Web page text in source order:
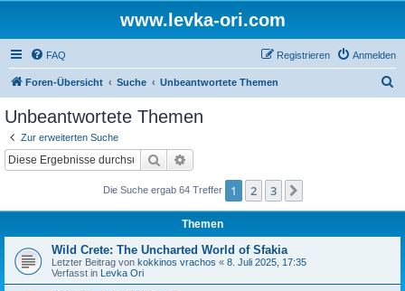
www.levka-ori.com
FAQ Anmelden
Registrieren
Foren-Übersicht Suche Unbeantwortete Themen
Unbeantwortete Themen
Zur erweiterten Suche
Suche
Die Suche ergab 64 Treffer 1 2 3
Themen
Wild Crete: The Uncharted World of Sfakia
Letzter Beitrag von kokkinos vrachos « 8. Juli 2025, 17:35
Verfasst in Levka Ori